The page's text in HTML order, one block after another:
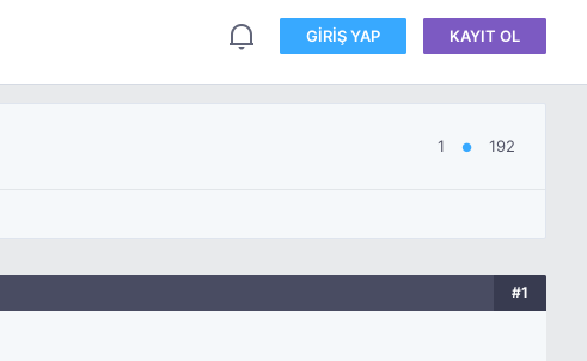
GIRIŞ YAP KAYIT OL
1 ● 192
#1